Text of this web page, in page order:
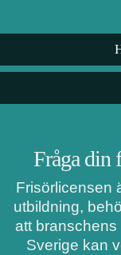
Fråga din
Frisörlicensen
utbildning,
att branschens
Sverige kan